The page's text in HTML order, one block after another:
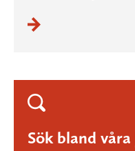
Sök bland våra